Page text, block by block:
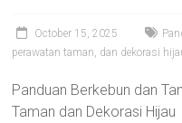
October 15, 2025
perawatan taman, dan dekorasi
Panduan Berkebun dan
Taman dan Dekorasi Hijau